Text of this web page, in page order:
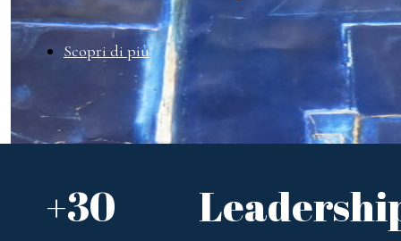
Scopri di più
+30